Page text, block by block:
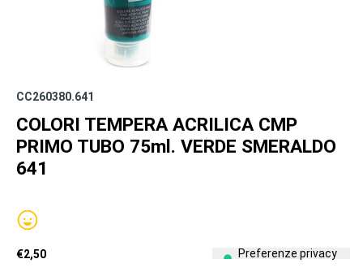
CC260380.641
COLORI TEMPERA ACRILICA CMP
PRIMO TUBO 75ml. VERDE SMERALDO
641
€2,50